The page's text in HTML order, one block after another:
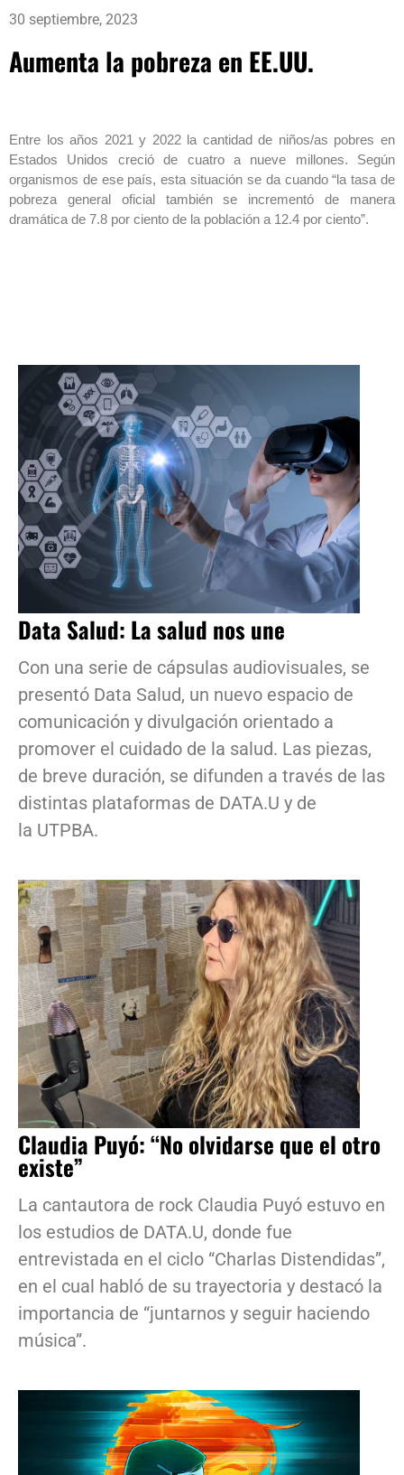
30 septiembre, 2023
Aumenta la pobreza en EE.UU.
Entre los años 2021 y 2022 la cantidad de niños/as pobres en
Estados Unidos creció de cuatro a nueve millones. Según
organismos de ese país, esta situación se da cuando “la tasa de
pobreza general oficial también se incrementó de manera
dramática de 7.8 por ciento de la población a 12.4 por ciento”.
Data Salud: La salud nos une
Con una serie de cápsulas audiovisuales, se
presentó Data Salud, un nuevo espacio de
comunicación y divulgación orientado a
promover el cuidado de la salud. Las piezas,
de breve duración, se difunden a través de las
distintas plataformas de DATA.U y de
la UTPBA.
Claudia Puyó: “No olvidarse que el otro
existe”
La cantautora de rock Claudia Puyó estuvo en
los estudios de DATA.U, donde fue
entrevistada en el ciclo “Charlas Distendidas”,
en el cual habló de su trayectoria y destacó la
importancia de “juntarnos y seguir haciendo
música”.